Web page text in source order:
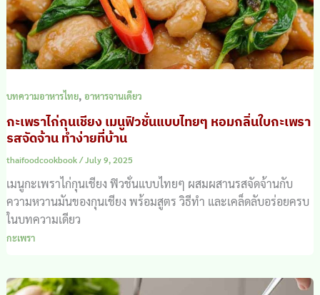
บทความอาหารไทย, อาหารจานเดียว
กะเพราไก่กุนเชียง เมนูฟิวชั่นแบบไทยๆ หอมกลิ่นใบกะเพรา
รสจัดจ้าน ทำง่ายที่บ้าน
thaifoodcookbook/July 9, 2025
เมนูกะเพราไก่กุนเชียง ฟิวชั่นแบบไทยๆ ผสมผสานรสจัดจ้านกับ
ความหวานมันของกุนเชียง พร้อมสูตร วิธีทำ และเคล็ดลับอร่อยครบ
ในบทความเดียว
กะเพรา